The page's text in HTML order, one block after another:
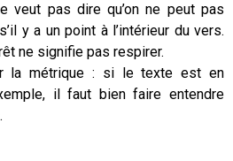
veut pas dire qu’on ne peut pas
y a un point à l’intérieur du vers.
ne signifie pas respirer.
la métrique : si le texte est en
il faut bien faire entendre